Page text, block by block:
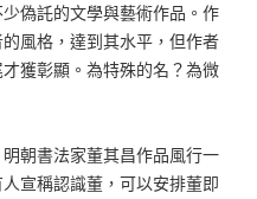
偽託的文學與藝術作品。作
風格，達到其水平，但作者
獲彰顯。為特殊的名？為微
朝書法家董其昌作品風行一
宣稱認識董，可以安排董即